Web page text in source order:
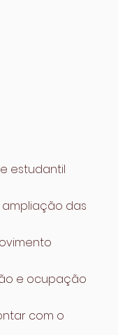
estudantil
das
e ocupação
com o